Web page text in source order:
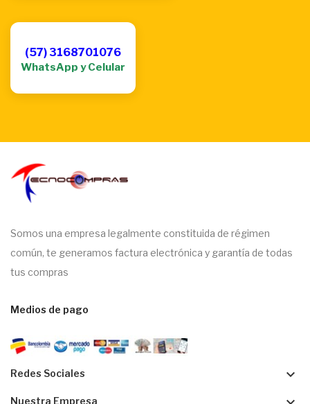
(57) 3168701076
WhatsApp y Celular
Somos una empresa legalmente constituida de régimen
común, te generamos factura electrónica y garantía de todas
tus compras
Medios de pago
Redes Sociales keyboard_arrow_down
Nuestra Empresa